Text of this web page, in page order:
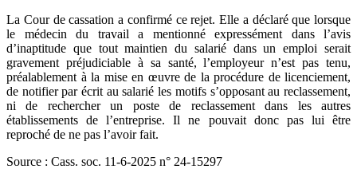
La Cour de cassation a confirmé ce rejet. Elle a déclaré que lorsque
le médecin du travail a mentionné expressément dans l’avis
d’inaptitude que tout maintien du salarié dans un emploi serait
gravement préjudiciable à sa santé, l’employeur n’est pas tenu,
préalablement à la mise en œuvre de la procédure de licenciement,
de notifier par écrit au salarié les motifs s’opposant au reclassement,
ni de rechercher un poste de reclassement dans les autres
établissements de l’entreprise. Il ne pouvait donc pas lui être
reproché de ne pas l’avoir fait.
Source : Cass. soc. 11-6-2025 n° 24-15297